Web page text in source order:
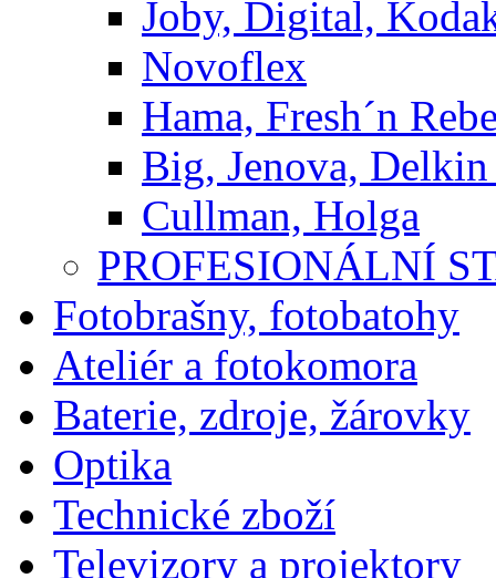
Joby, Digital,
Novoflex
Hama, Fresh´n
Big, Jenova,
Cullman, Holga
PROFESIONÁLNÍ
Fotobrašny, fotobatohy
Ateliér a fotokomora
Baterie, zdroje, žárovky
Optika
Technické zboží
Televizory a projektory